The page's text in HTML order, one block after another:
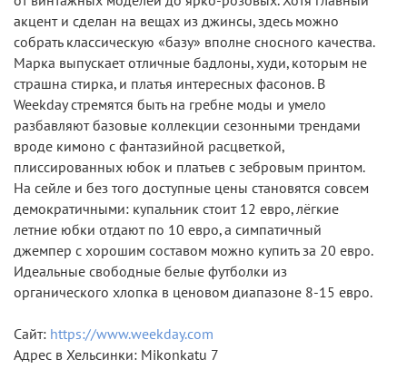
акцент и сделан на вещах из джинсы, здесь можно
собрать классическую «базу» вполне сносного качества.
Марка выпускает отличные бадлоны, худи, которым не
страшна стирка, и платья интересных фасонов. В
Weekday стремятся быть на гребне моды и умело
разбавляют базовые коллекции сезонными трендами
вроде кимоно с фантазийной расцветкой,
плиссированных юбок и платьев с зебровым принтом.
На сейле и без того доступные цены становятся совсем
демократичными: купальник стоит 12 евро, лёгкие
летние юбки отдают по 10 евро, а симпатичный
джемпер с хорошим составом можно купить за 20 евро.
Идеальные свободные белые футболки из
органического хлопка в ценовом диапазоне 8-15 евро.
Сайт: https://www.weekday.com
Адрес в Хельсинки: Mikonkatu 7